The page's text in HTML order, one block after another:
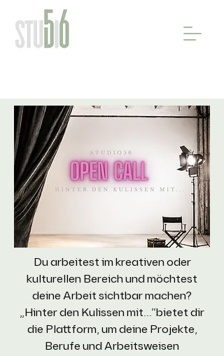
Du arbeitest im kreativen oder
kulturellen Bereich und möchtest
deine Arbeit sichtbar machen?
„Hinter den Kulissen mit...“bietet dir
die Plattform, um deine Projekte,
Berufe und Arbeitsweisen